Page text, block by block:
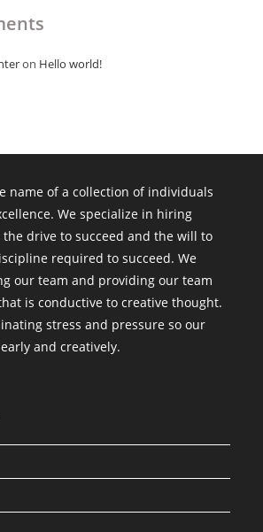
on Hello world!
name of a collection of individuals
We specialize in hiring
the drive to succeed and the will to
required to succeed. We
our team and providing our team
is conductive to creative thought.
stress and pressure so our
and creatively.